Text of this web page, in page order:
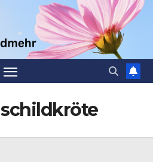
.
schildkröte